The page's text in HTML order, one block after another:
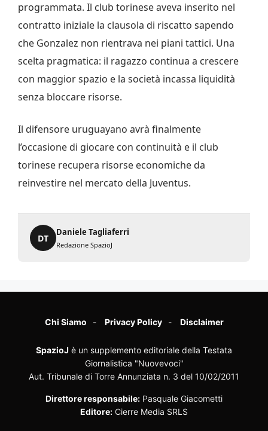
programmata. Il club torinese aveva inserito nel
contratto iniziale la clausola di riscatto sapendo
che Gonzalez non rientrava nei piani tattici. Una
scelta pragmatica: il ragazzo continua a crescere
con maggior spazio e la società incassa liquidità
senza bloccare risorse.
Il difensore uruguayano avrà finalmente
l’occasione di giocare con continuità e il club
torinese recupera risorse economiche da
reinvestire nel mercato della Juventus.
DT
Daniele Tagliaferri
Redazione SpazioJ
Chi Siamo Privacy Policy Disclaimer
SpazioJ è un supplemento editoriale della Testata
Giornalistica "Nuovevoci"
Aut. Tribunale di Torre Annunziata n. 3 del 10/02/2011
Direttore responsabile: Pasquale Giacometti
Editore: Cierre Media SRLS